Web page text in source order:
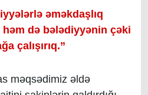
əməkdaşlıq
həm də bələdiyyənin çəki
çalışırıq.”
məqsədimiz əldə